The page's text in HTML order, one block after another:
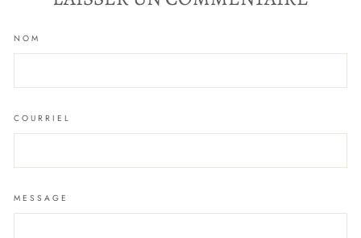
NOM
COURRIEL
MESSAGE